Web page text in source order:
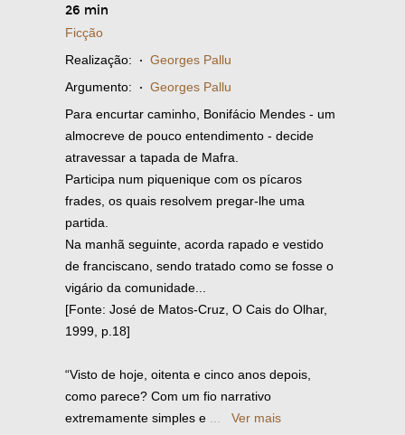
26 min
Ficção
Realização: · Georges Pallu
Argumento: · Georges Pallu
Para encurtar caminho, Bonifácio Mendes - um
almocreve de pouco entendimento - decide
atravessar a tapada de Mafra.
Participa num piquenique com os pícaros
frades, os quais resolvem pregar-lhe uma
partida.
Na manhã seguinte, acorda rapado e vestido
de franciscano, sendo tratado como se fosse o
vigário da comunidade...
[Fonte: José de Matos-Cruz, O Cais do Olhar,
1999, p.18]
“Visto de hoje, oitenta e cinco anos depois,
como parece? Com um fio narrativo
extremamente simples e
Ver mais